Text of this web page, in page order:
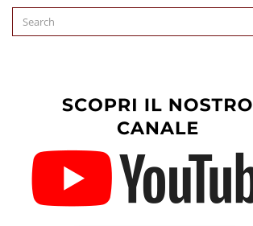
Search
for: